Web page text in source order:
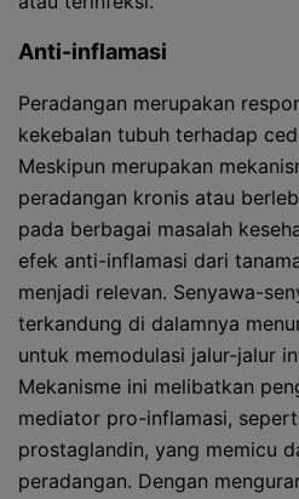
Anti-inflamasi
Peradangan merupakan
kekebalan tubuh terhadap
Meskipun merupakan
peradangan kronis atau
pada berbagai masalah
efek anti-inflamasi dari
menjadi relevan. Senyawa-
terkandung di dalamnya
untuk memodulasi jalur-jalur
Mekanisme ini melibatkan
mediator pro-inflamasi,
prostaglandin, yang memicu
peradangan. Dengan